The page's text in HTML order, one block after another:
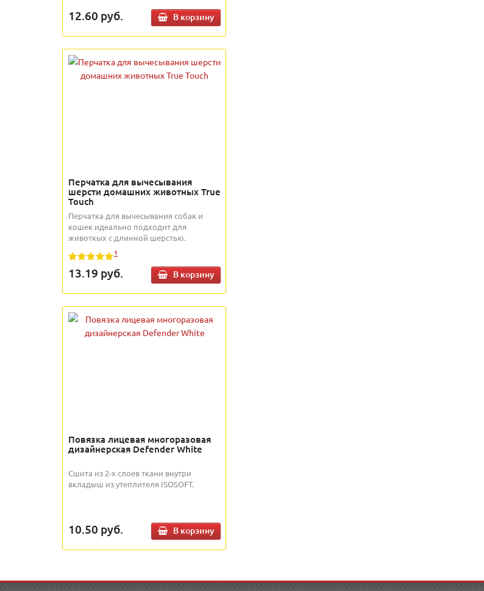
12.60 руб. В корзину
Перчатка для вычесывания
шерсти домашних животных True
Touch
Перчатка для вычесывания собак и
кошек идеально подходит для
животкых с длинной шерстью.
1
13.19 руб. В корзину
Повязка лицевая многоразовая
дизайнерская Defender White
Сшита из 2-х слоев ткани внутри
вкладыш из утеплителя ISOSOFT.
10.50 руб. В корзину